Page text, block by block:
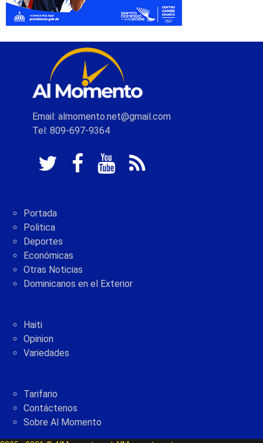
Email: almomento.net@gmail.com
Tel: 809-697-9364
Portada
Politica
Deportes
Económicas
Otras Noticias
Dominicanos en el Exterior
Haiti
Opinion
Variedades
Tarifario
Contáctenos
Sobre Al Momento